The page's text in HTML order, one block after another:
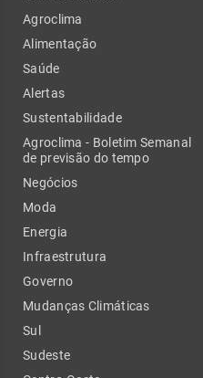
Agroclima
Alimentação
Saúde
Alertas
Sustentabilidade
Agroclima - Boletim Semanal
de previsão do tempo
Negócios
Moda
Energia
Infraestrutura
Governo
Mudanças Climáticas
Sul
Sudeste